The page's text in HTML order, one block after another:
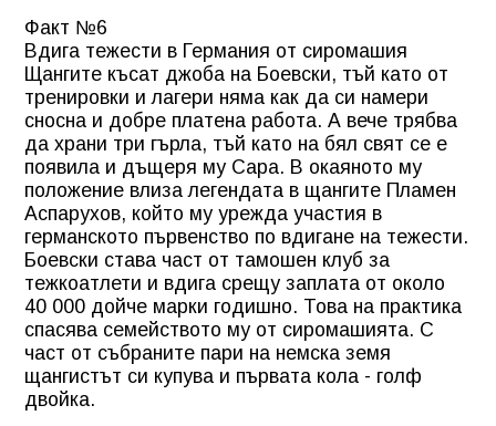
Факт №6
Вдига тежести в Германия от сиромашия
Щангите късат джоба на Боевски, тъй като от
тренировки и лагери няма как да си намери
сносна и добре платена работа. А вече трябва
да храни три гърла, тъй като на бял свят се е
появила и дъщеря му Сара. В окаяното му
положение влиза легендата в щангите Пламен
Аспарухов, който му урежда участия в
германското първенство по вдигане на тежести.
Боевски става част от тамошен клуб за
тежкоатлети и вдига срещу заплата от около
40 000 дойче марки годишно. Това на практика
спасява семейството му от сиромашията. С
част от събраните пари на немска земя
щангистът си купува и първата кола - голф
двойка.